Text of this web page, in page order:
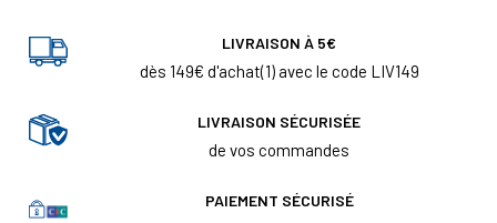
LIVRAISON À 5€
dès 149€ d'achat(1) avec le code LIV149
LIVRAISON SÉCURISÉE
de vos commandes
PAIEMENT SÉCURISÉ